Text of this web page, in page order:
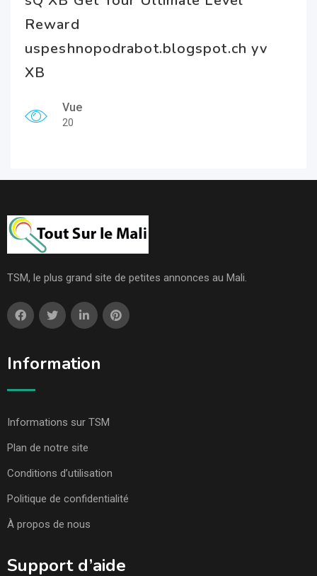
Reward
uspeshnopodrabot.blogspot.ch yv
XB
Vue
20
TSM, le plus grand site de petites annonces au Mali.
Information
Informations sur TSM
Plan de notre site
Conditions d’utilisation
Politique de confidentialité
À propos de nous
Support d’aide